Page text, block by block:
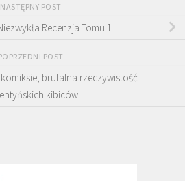
NASTĘPNY POST
Recenzja Tomu 1
POST
brutalna rzeczywistość
kibiców